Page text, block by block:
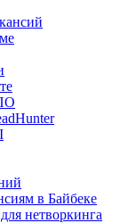
в Байбеке
нетворкинга